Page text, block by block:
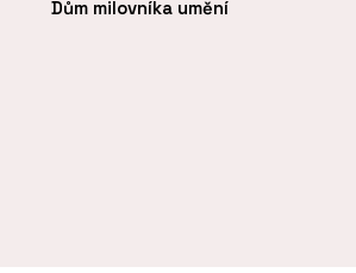
Dům milovníka umění